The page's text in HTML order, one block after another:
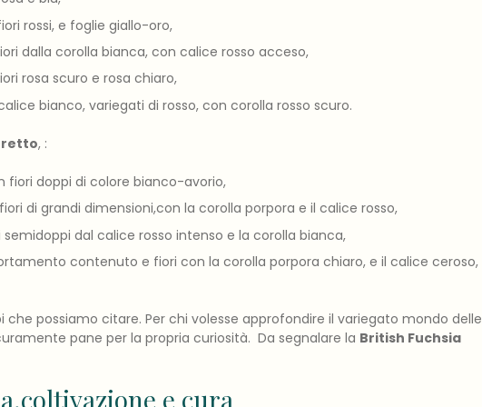
rossi, e foglie giallo-oro,
dalla corolla bianca, con calice rosso acceso,
rosa scuro e rosa chiaro,
bianco, variegati di rosso, con corolla rosso scuro.
, :
fiori doppi di colore bianco-avorio,
di grandi dimensioni,con la corolla porpora e il calice rosso,
semidoppi dal calice rosso intenso e la corolla bianca,
contenuto e fiori con la corolla porpora chiaro, e il calice ceroso,
che possiamo citare. Per chi volesse approfondire il variegato mondo delle
pane per la propria curiosità. Da segnalare la British Fuchsia
e cura